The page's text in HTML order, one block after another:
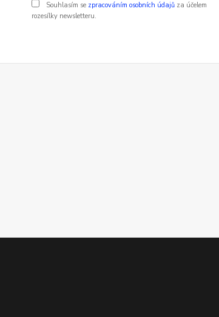
Souhlasím se zpracováním osobních údajů za účelem
rozesílky newsletteru.